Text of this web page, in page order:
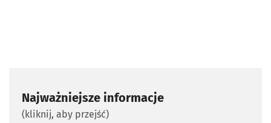
Najważniejsze informacje
(kliknij, aby przejść)